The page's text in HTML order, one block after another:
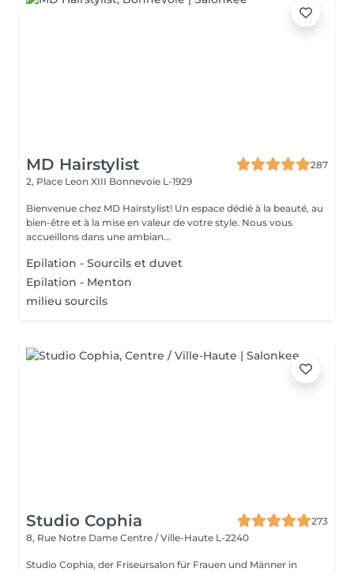
MD Hairstylist
287
2, Place Leon XIII Bonnevoie L-1929
Bienvenue chez MD Hairstylist! Un espace dédié à la beauté, au
bien-être et à la mise en valeur de votre style. Nous vous
accueillons dans une ambian...
Epilation - Sourcils et duvet
Epilation - Menton
milieu sourcils
Studio Cophia
273
8, Rue Notre Dame Centre / Ville-Haute L-2240
Studio Cophia, der Friseursalon für Frauen und Männer in